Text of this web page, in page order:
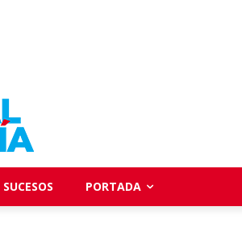
SUCESOS PORTADA